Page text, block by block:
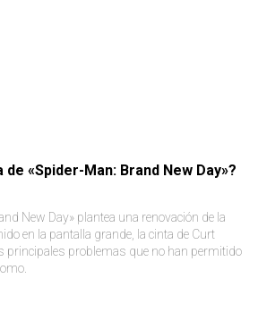
«Spider-Man: Brand New Day»?
New Day» plantea una renovación de la
en la pantalla grande, la cinta de Curt
principales problemas que no han permitido